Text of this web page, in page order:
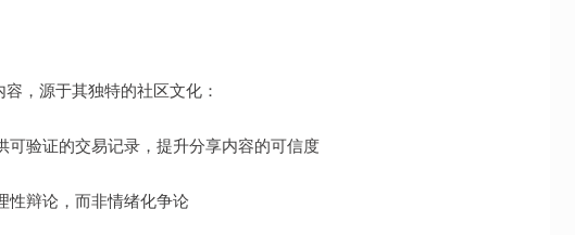
，源于其独特的社区文化：
验证的交易记录，提升分享内容的可信度
性辩论，而非情绪化争论